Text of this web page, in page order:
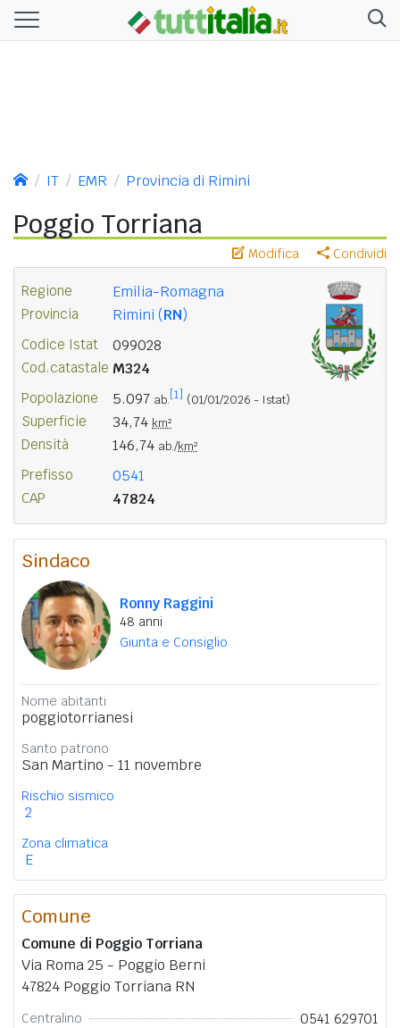
IT EMR Provincia di Rimini
Poggio Torriana
Modifica Condividi
Regione Emilia-Romagna
Provincia Rimini (RN)
Codice Istat 099028
Cod.catastale M324
Popolazione 5.097 ab. [1] (01/01/2026 - Istat)
Superficie 34,74 km²
Densità 146,74 ab./km²
Prefisso 0541
CAP 47824
Sindaco
Ronny Raggini
48 anni
Giunta e Consiglio
Nome abitanti
poggiotorrianesi
Santo patrono
San Martino - 11 novembre
Rischio sismico
2
Zona climatica
E
Comune
Comune di Poggio Torriana
Via Roma 25 - Poggio Berni
47824 Poggio Torriana RN
Centralino 0541 629701